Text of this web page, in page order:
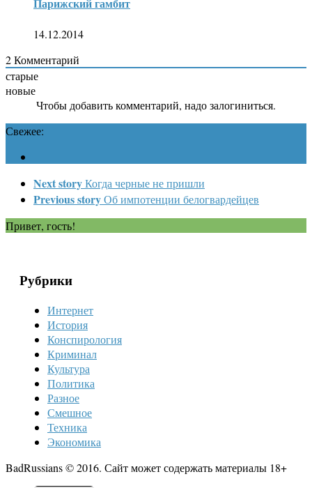
Парижский гамбит
14.12.2014
2Комментарий
старые
новые
Чтобы добавить комментарий, надо залогиниться.
Свежее:
Next storyКогда черные не пришли
Previous storyОб импотенции белогвардейцев
Привет, гость!
Рубрики
Интернет
История
Конспирология
Криминал
Культура
Политика
Разное
Смешное
Техника
Экономика
BadRussians © 2016. Сайт может содержать материалы 18+